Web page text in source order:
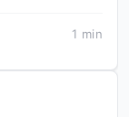
1 min